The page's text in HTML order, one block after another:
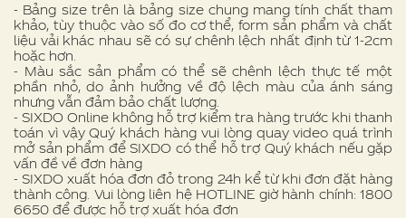
- Bảng size trên là bảng size chung mang tính chất tham
khảo, tùy thuộc vào số đo cơ thể, form sản phẩm và chất
liệu vải khác nhau sẽ có sự chênh lệch nhất định từ 1-2cm
hoặc hơn.
- Màu sắc sản phẩm có thể sẽ chênh lệch thực tế một
phần nhỏ, do ảnh hưởng về độ lệch màu của ánh sáng
nhưng vẫn đảm bảo chất lượng.
- SIXDO Online không hỗ trợ kiểm tra hàng trước khi thanh
toán vì vậy Quý khách hàng vui lòng quay video quá trình
mở sản phẩm để SIXDO có thể hỗ trợ Quý khách nếu gặp
vấn đề về đơn hàng
- SIXDO xuất hóa đơn đỏ trong 24h kể từ khi đơn đặt hàng
thành công. Vui lòng liên hệ HOTLINE giờ hành chính: 1800
6650 để được hỗ trợ xuất hóa đơn